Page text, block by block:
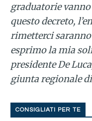
graduatorie
questo decreto,
rimetterci
esprimo la mia
presidente De
giunta regionale
CONSIGLIATI PER TE